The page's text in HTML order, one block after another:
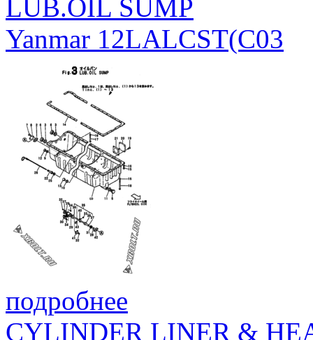
LUB.OIL SUMP
Yanmar 12LALCST(C03
подробнее
CYLINDER LINER &